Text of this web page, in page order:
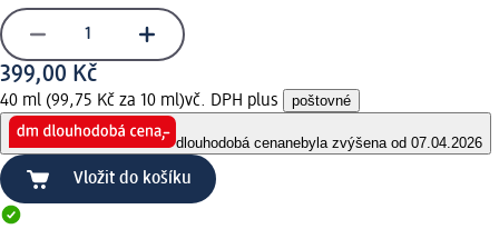
399,00 Kč
40 ml (99,75 Kč za 10 ml)vč. DPH plus poštovné
dlouhodobá cenanebyla zvýšena od 07.04.2026
Vložit do košíku